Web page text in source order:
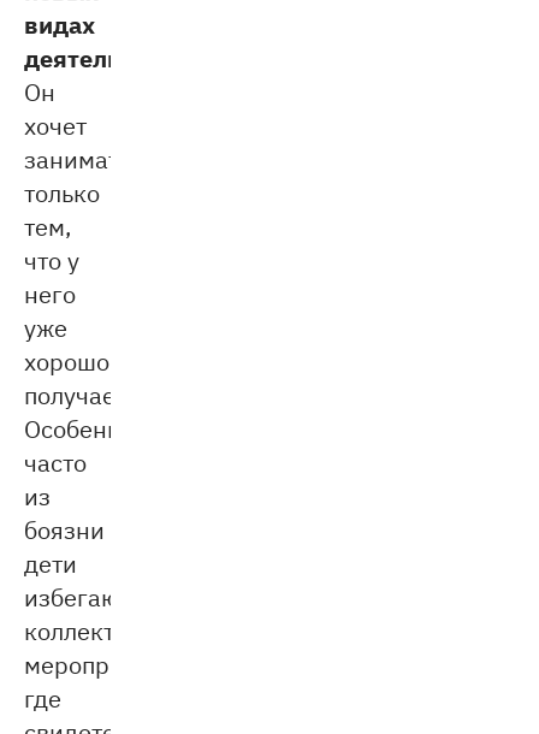
видах
деятельности.
Он
хочет
заниматься
только
тем,
что у
него
уже
хорошо
получается.
Особенно
часто
из
боязни
дети
избегают
коллективных
мероприятий,
где